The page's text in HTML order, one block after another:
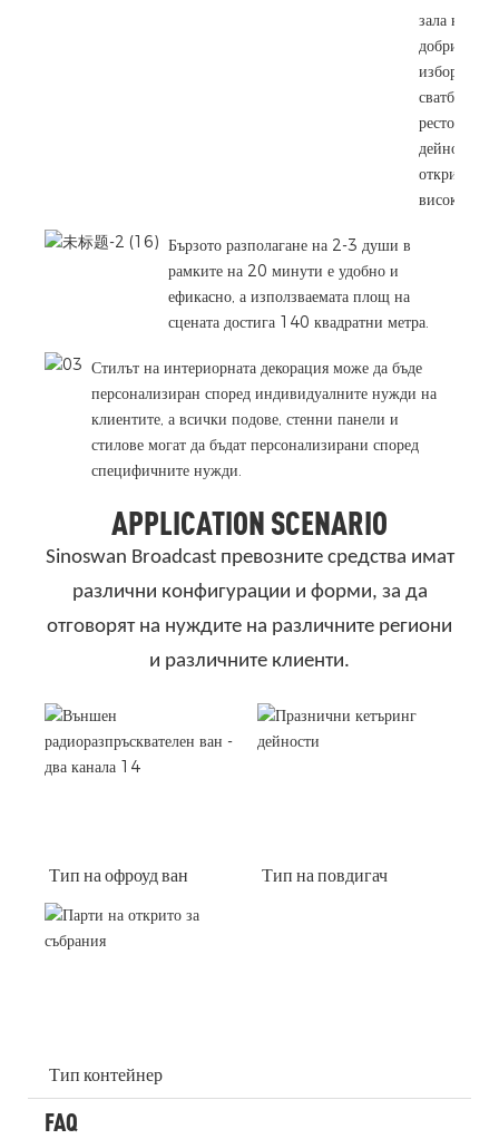
зала най-
добрият
избор за
сватби,
ресторанти
дейности
открито от
висок клас.
Бързото разполагане на 2-3 души в
рамките на 20 минути е удобно и
ефикасно, а използваемата площ на
сцената достига 140 квадратни метра.
Стилът на интериорната декорация може да бъде
персонализиран според индивидуалните нужди на
клиентите, а всички подове, стенни панели и
стилове могат да бъдат персонализирани според
специфичните нужди.
APPLICATION SCENARIO
Sinoswan Broadcast превозните средства имат
различни конфигурации и форми, за да
отговорят на нуждите на различните региони
и различните клиенти.
Тип на офроуд ван Тип на повдигач
Тип контейнер
FAQ